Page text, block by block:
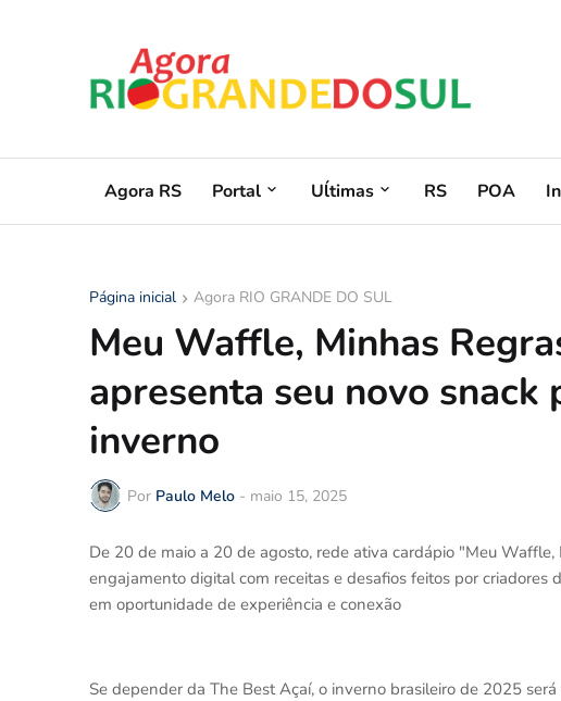
Agora RS Portal Uĺtimas RS POA
Página inicial Agora RIO GRANDE DO SUL
Meu Waffle, Minhas
apresenta seu novo snack
inverno
Por Paulo Melo - maio 15, 2025
De 20 de maio a 20 de agosto, rede ativa cardápio "Meu
engajamento digital com receitas e desafios feitos por
em oportunidade de experiência e conexão
Se depender da The Best Açaí, o inverno brasileiro de 2025